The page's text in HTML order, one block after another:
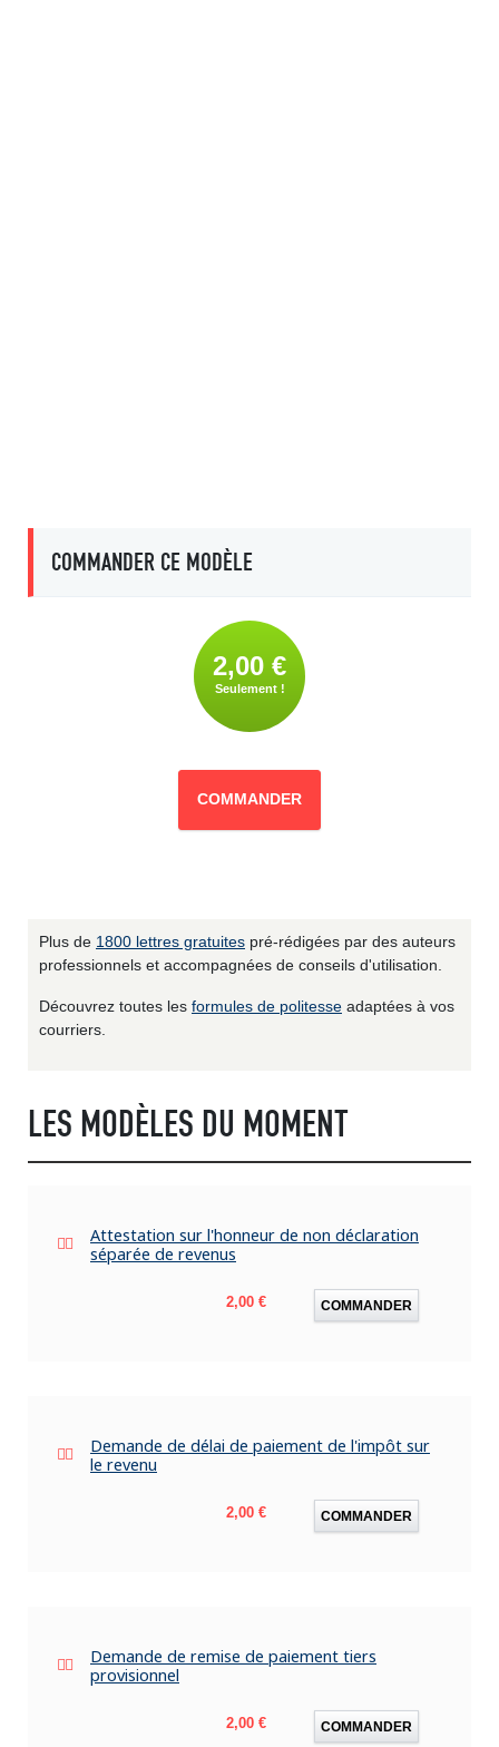
COMMANDER CE MODÈLE
2,00 €
Seulement !
COMMANDER
Plus de 1800 lettres gratuites pré-rédigées par des auteurs
professionnels et accompagnées de conseils d'utilisation.
Découvrez toutes les formules de politesse adaptées à vos
courriers.
LES MODÈLES DU MOMENT
Attestation sur l'honneur de non déclaration
séparée de revenus
Prix
2,00 € COMMANDER
Demande de délai de paiement de l'impôt sur
le revenu
Prix
2,00 € COMMANDER
Demande de remise de paiement tiers
provisionnel
Prix
2,00 € COMMANDER